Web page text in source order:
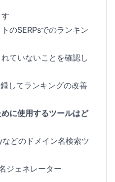
のSERPsでのランキン
ていないことを確認し
してランキングの改善
に使用するツールはど
どのドメイン名検索ツ
ジェネレーター